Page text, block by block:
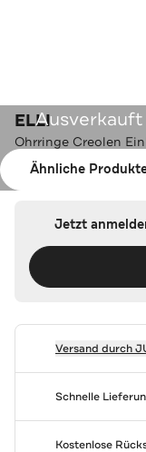
Ausverkauft
Ähnliche
ELLI
Ohrringe Creolen
Farbe:Silber
Jetzt
Versand durch
Schnelle
Kostenlose